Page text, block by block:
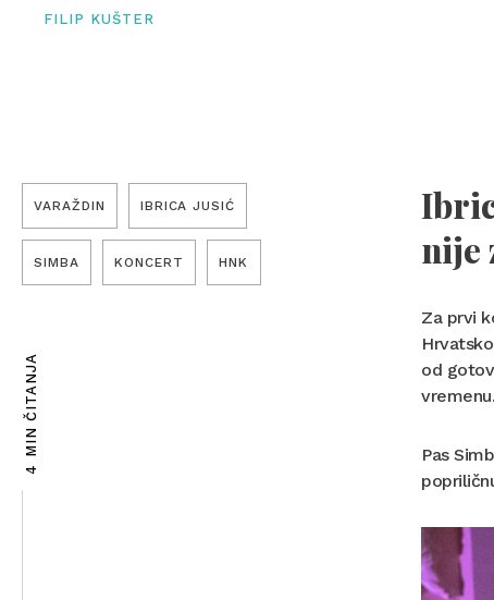
FILIP KUŠTER
VARAŽDIN IBRICA JUSIĆ
SIMBA KONCERT HNK
4 MIN ČITANJA
nije
Za prvi
od
vremenu.
Pas